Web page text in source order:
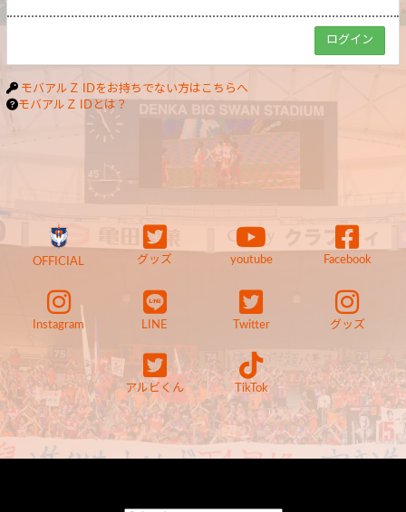
モバアルＺ IDをお持ちでない方はこちらへ
モバアルＺ IDとは？
OFFICIAL グッズ youtube Facebook
Instagram LINE Twitter グッズ
アルビくん TikTok